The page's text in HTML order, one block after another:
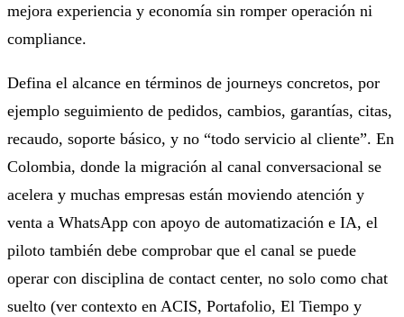
mejora experiencia y economía sin romper operación ni
compliance.
Defina el alcance en términos de journeys concretos, por
ejemplo seguimiento de pedidos, cambios, garantías, citas,
recaudo, soporte básico, y no “todo servicio al cliente”. En
Colombia, donde la migración al canal conversacional se
acelera y muchas empresas están moviendo atención y
venta a WhatsApp con apoyo de automatización e IA, el
piloto también debe comprobar que el canal se puede
operar con disciplina de contact center, no solo como chat
suelto (ver contexto en ACIS, Portafolio, El Tiempo y